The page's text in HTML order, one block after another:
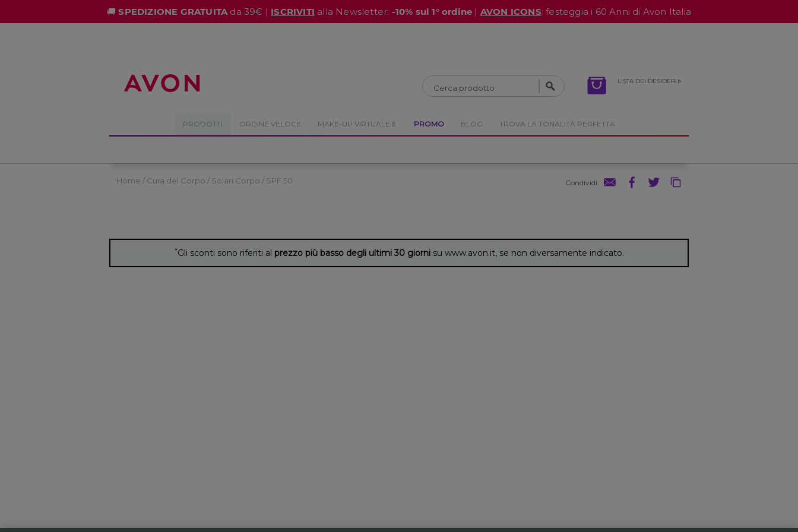
🚚 SPEDIZIONE GRATUITAda 39€ | ISCRIVITI alla Newsletter: -10% sul 1° ordine | AVON ICONS: festeggia i 60 Anni di Avon Italia
LISTA DEI DESIDERI
PRODOTTI ORDINE VELOCE MAKE-UP VIRTUALE💄 PROMO BLOG TROVA LA TONALITÀ PERFETTA
Home Cura del Corpo Solari Corpo SPF 50 Condividi:
*Gli sconti sono riferiti al prezzo più basso degli ultimi 30 giornisu www.avon.it, se non diversamente indicato.
CHIUDI CHIUDI